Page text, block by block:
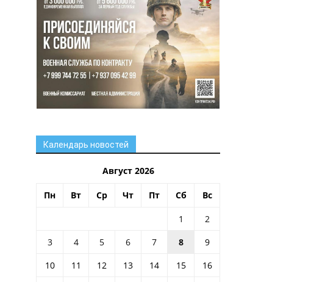
Календарь новостей
Август 2026
Пн Вт Ср Чт Пт Сб Вс
1
2
3
4 5 6 7 8
9
10
11 12 13 14 15
16